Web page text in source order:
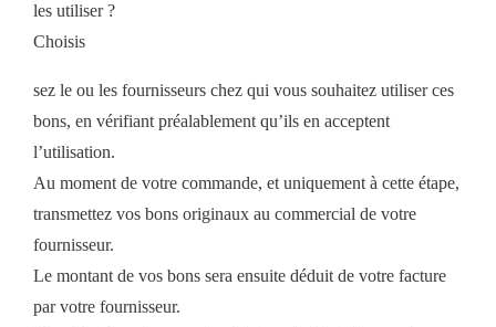
les utiliser ?
Choisis
sez le ou les fournisseurs chez qui vous souhaitez utiliser ces
bons, en vérifiant préalablement qu’ils en acceptent
l’utilisation.
Au moment de votre commande, et uniquement à cette étape,
transmettez vos bons originaux au commercial de votre
fournisseur.
Le montant de vos bons sera ensuite déduit de votre facture
par votre fournisseur.